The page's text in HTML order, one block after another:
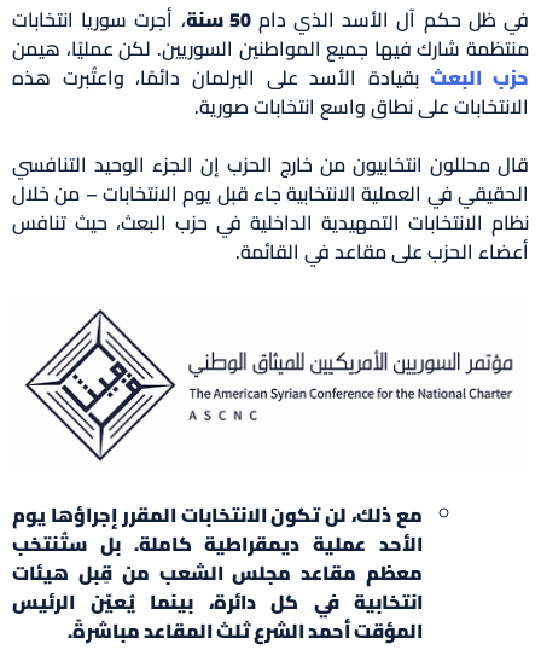
في ظل حكم آل الأسد الذي دام50 سنة
، أجرت سوريا انتخابات
منتظمة شارك فيها جميع المواطنين السوريين. لكن عمليًا، هيمن
حزب البعثبقيادة الأسد على البرلمان دائمًا، واعتُبرت هذه
الانتخابات على نطاق واسع انتخابات صورية.
قال محللون انتخابيون من خارج الحزب إن الجزء الوحيد التنافسي
الحقيقي في العملية الانتخابية جاء قبل يوم الانتخابات – من خلال
نظام الانتخابات التمهيدية الداخلية في حزب البعث، حيث تنافس
أعضاء الحزب على مقاعد في القائمة.
مع ذلك، لن تكون الانتخابات المقرر إجراؤها يوم
الأحد عملية ديمقراطية كاملة. بل ستُنتخب
معظم مقاعد مجلس الشعب من قِبل هيئات
انتخابية في كل دائرة، بينما يُعيّن الرئيس
المؤقت أحمد الشرع ثلث المقاعد مباشرةً.